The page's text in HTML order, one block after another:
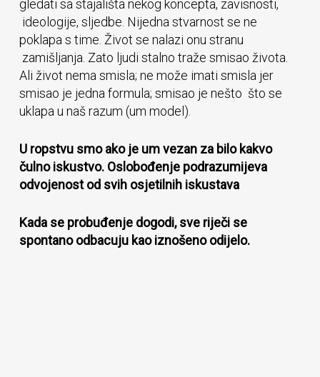
gledati sa stajališta nekog koncepta, zavisnosti,
ideologije, sljedbe. Nijedna stvarnost se ne
poklapa s time. Život se nalazi onu stranu
zamišljanja. Zato ljudi stalno traže smisao života.
Ali život nema smisla; ne može imati smisla jer
smisao je jedna formula; smisao je nešto što se
uklapa u naš razum (um model).
U ropstvu smo ako je um vezan za bilo kakvo
čulno iskustvo. Oslobođenje podrazumijeva
odvojenost od svih osjetilnih iskustava
Kada se probuđenje dogodi, sve riječi se
spontano odbacuju kao iznošeno odijelo.